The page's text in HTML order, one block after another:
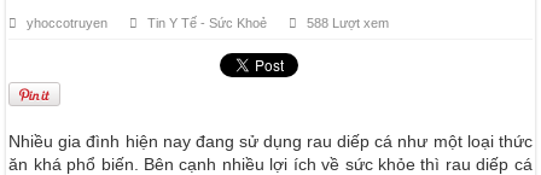
yhoccotruyen Tin Y Tế - Sức Khoẻ 588 Lượt xem
Nhiều gia đình hiện nay đang sử dụng rau diếp cá như một loại thức
ăn khá phổ biến. Bên cạnh nhiều lợi ích về sức khỏe thì rau diếp cá